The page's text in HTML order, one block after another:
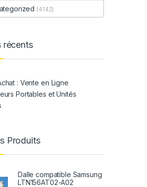
(4142)
récents
: Vente en Ligne
Portables et Unités
Produits
Dalle compatible Samsung
LTN156AT02-A02